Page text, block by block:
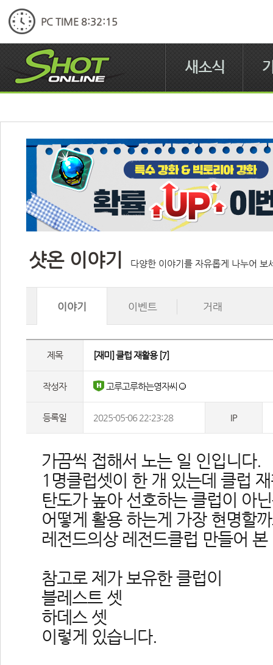
PC TIME 8:32:15
새소식
샷온 이야기 다양한 이야기를 자유롭게 나누어 보
이야기 이벤트 거래
제목 [재미] 클럽 재활용 [7]
작성자 고루고루하는영자씨
등록일 2025-05-06 22:23:28 IP
가끔씩 접해서 노는 일 인입니다.
1명클럽셋이 한 개 있는데 클럽
탄도가 높아 선호하는 클럽이 아
어떻게 활용 하는게 가장 현명할
레전드의상 레전드클럽 만들어 본
참고로 제가 보유한 클럽이
블레스트 셋
하데스 셋
이렇게 있습니다.